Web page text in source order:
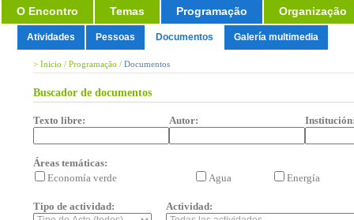
O Encontro Temas Programação Organização
Atividades Pessoas Documentos Galería multimedia
> Inicio / Programação / Documentos
Buscador de documentos
Texto libre: Autor:
Áreas temáticas:
Economía verde
Agua Energía
Tipo de actividad: Actividad: